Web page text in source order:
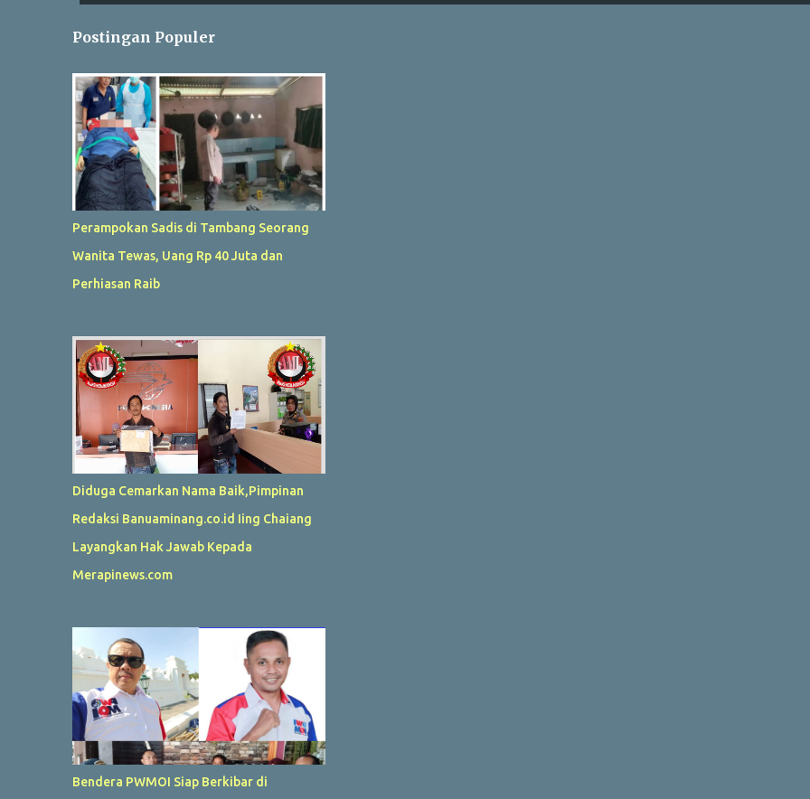
Postingan Populer
Perampokan Sadis di Tambang Seorang
Wanita Tewas, Uang Rp 40 Juta dan
Perhiasan Raib
Diduga Cemarkan Nama Baik,Pimpinan
Redaksi Banuaminang.co.id Iing Chaiang
Layangkan Hak Jawab Kepada
Merapinews.com
Bendera PWMOI Siap Berkibar di